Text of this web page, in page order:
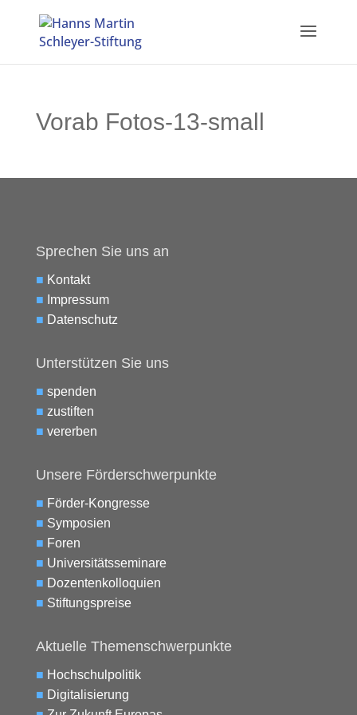
Vorab Fotos-13-small
Sprechen Sie uns an
■ Kontakt
■ Impressum
■ Datenschutz
Unterstützen Sie uns
■ spenden
■ zustiften
■ vererben
Unsere Förderschwerpunkte
■ Förder-Kongresse
■ Symposien
■ Foren
■ Universitätsseminare
■ Dozentenkolloquien
■ Stiftungspreise
Aktuelle Themenschwerpunkte
■ Hochschulpolitik
■ Digitalisierung